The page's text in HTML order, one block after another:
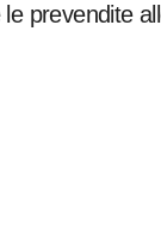
prevendite